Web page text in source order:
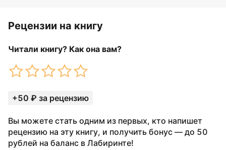
Рецензии на книгу
Читали книгу? Как она вам?
+50 ₽ за рецензию
Вы можете стать одним из первых, кто напишет
рецензию на эту книгу, и получить бонус — до 50
рублей на баланс в Лабиринте!